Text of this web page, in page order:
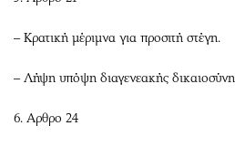
– Κρατική μέριμνα για προσιτή στέγη.
– Λήψη υπόψη διαγενεακής
6. Αρθρο 24